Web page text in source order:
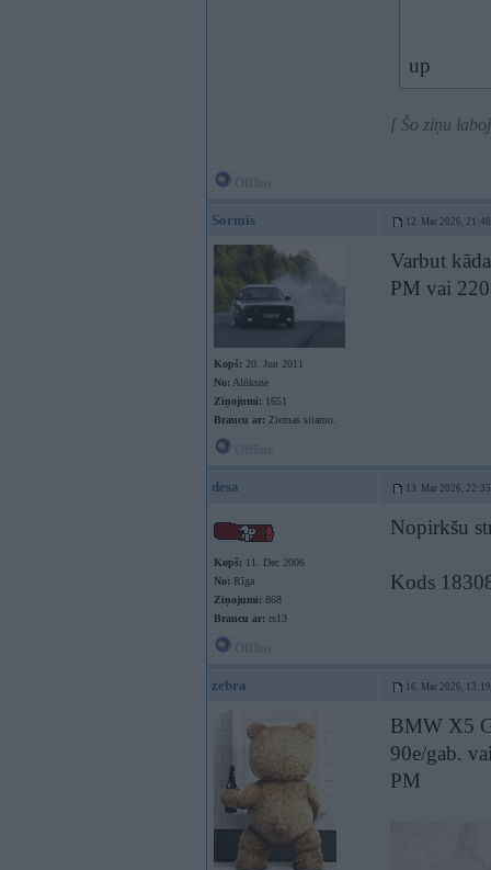
up
[ Šo ziņu
Sormis 12. Mar 2026, 21:48
Kopš: 20. Jun 2011
No: Alūksne
Ziņojumi: 1651
Braucu ar: Ziemas sitamo.
Varbut
PM vai
desa 13. Mar 2026, 22:35
Kopš: 11. Dec 2006
No: Rīga
Ziņojumi: 868
Braucu ar: rs13
Nopirkšu
Kods
zebra 16. Mar 2026, 13:19
BMW X5
90e/gab.
PM